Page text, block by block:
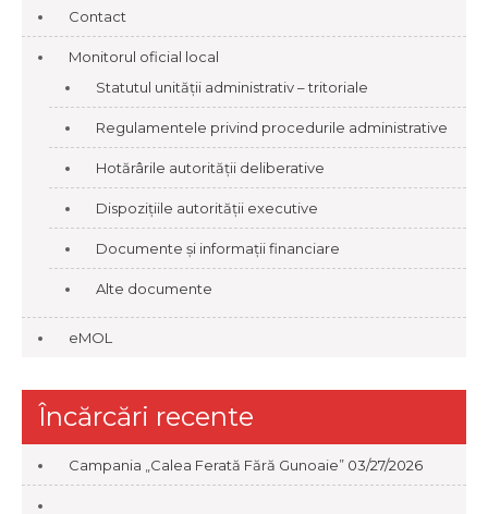
Contact
Monitorul oficial local
Statutul unității administrativ – tritoriale
Regulamentele privind procedurile administrative
Hotărârile autorității deliberative
Dispozițiile autorității executive
Documente și informații financiare
Alte documente
eMOL
Încărcări recente
Campania „Calea Ferată Fără Gunoaie” 03/27/2026